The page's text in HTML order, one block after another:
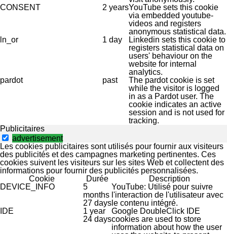
CONSENT
2 yearsYouTube sets this cookie
via embedded youtube-
videos and registers
anonymous statistical data.
ln_or
1 day
Linkedin sets this cookie to
registers statistical data on
users' behaviour on the
website for internal
analytics.
pardot
past
The pardot cookie is set
while the visitor is logged
in as a Pardot user. The
cookie indicates an active
session and is not used for
tracking.
Publicitaires
advertisement
Les cookies publicitaires sont utilisés pour fournir aux visiteurs
des publicités et des campagnes marketing pertinentes. Ces
cookies suivent les visiteurs sur les sites Web et collectent des
informations pour fournir des publicités personnalisées.
Cookie
Durée
Description
DEVICE_INFO
5
months
27 days
YouTube: Utilisé pour suivre
l'interaction de l'utilisateur avec
le contenu intégré.
IDE
1 year
24 days
Google DoubleClick IDE
cookies are used to store
information about how the user